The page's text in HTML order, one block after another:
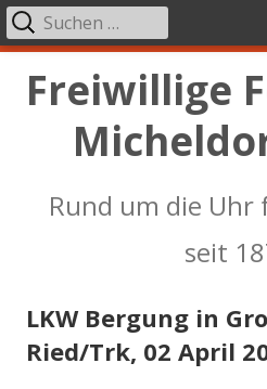
Freiwillige
Rund um die
seit
Primäres
Menü
Suchen
nach:
LKW Bergung in
Ried/Trk, 02 April